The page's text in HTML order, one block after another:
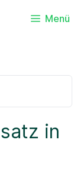
Menü
in